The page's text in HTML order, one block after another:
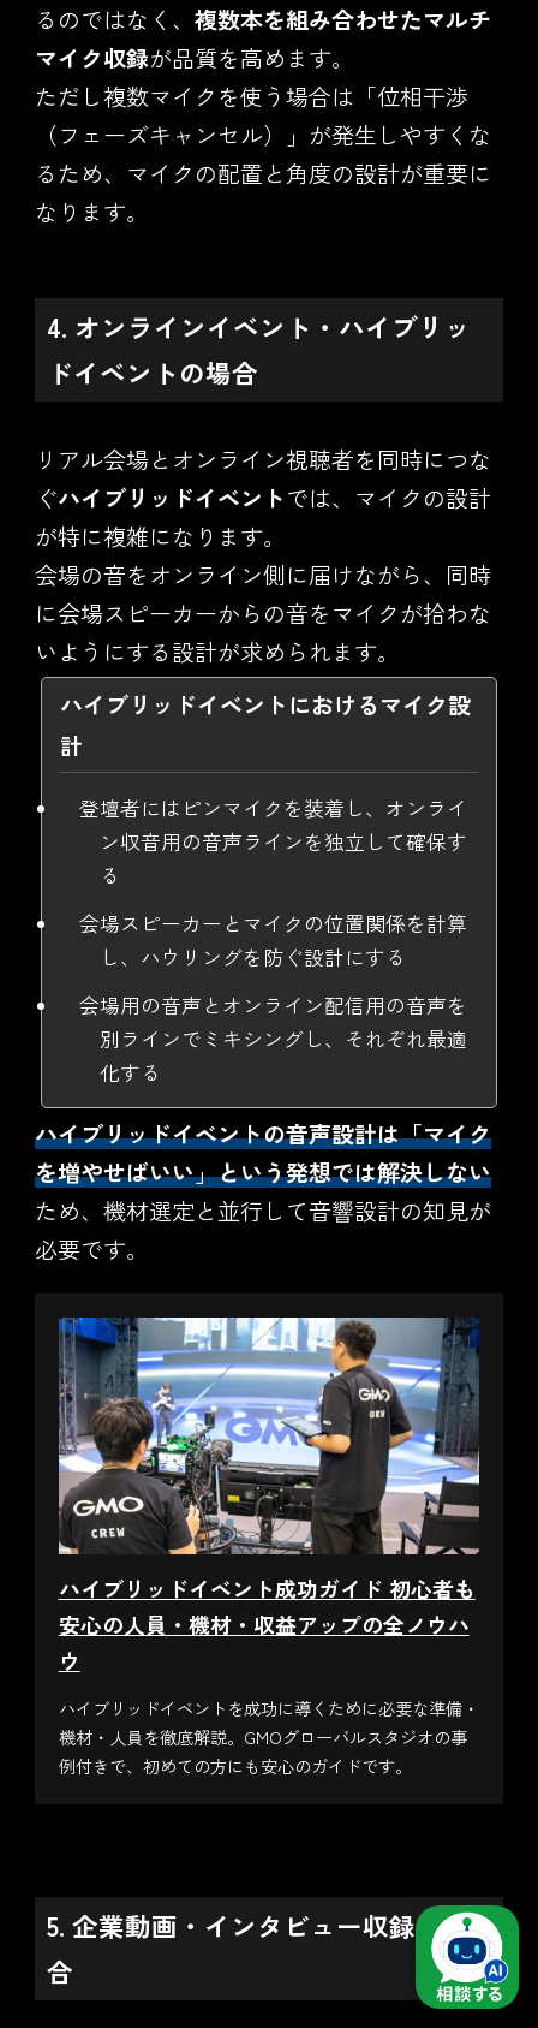
るのではなく、 複数本を組み合わせたマルチ
マイク収録が品質を高めます。
ただし複数マイクを使う場合は「位相干渉
（フェーズキャンセル）」が発生しやすくな
るため、マイクの配置と角度の設計が重要に
なります。
4. オンラインイベント・ハイブリッ
ドイベントの場合
リアル会場とオンライン視聴者を同時につな
ぐハイブリッドイベントでは、マイクの設計
が特に複雑になります。
会場の音をオンライン側に届けながら、同時
に会場スピーカーからの音をマイクが拾わな
いようにする設計が求められます。
ハイブリッドイベントにおけるマイク設
計
登壇者にはピンマイクを装着し、オンライ
ン収音用の音声ラインを独立して確保す
る
会場スピーカーとマイクの位置関係を計算
し、ハウリングを防ぐ設計にする
会場用の音声とオンライン配信用の音声を
別ラインでミキシングし、それぞれ最適
化する
ハイブリッドイベントの音声設計は「マイク
を増やせばいい」という発想では解決しない
ため、機材選定と並行して音響設計の知見が
必要です。
ハイブリッドイベント成功ガイド 初心者も
安心の人員・機材・収益アップの全ノウハ
ウ
ハイブリッドイベントを成功に導くために必要な準備・
機材・人員を徹底解説。GMOグローバルスタジオの事
例付きで、初めての方にも安心のガイドです。
5. 企業動画・インタビュー収録の場
合